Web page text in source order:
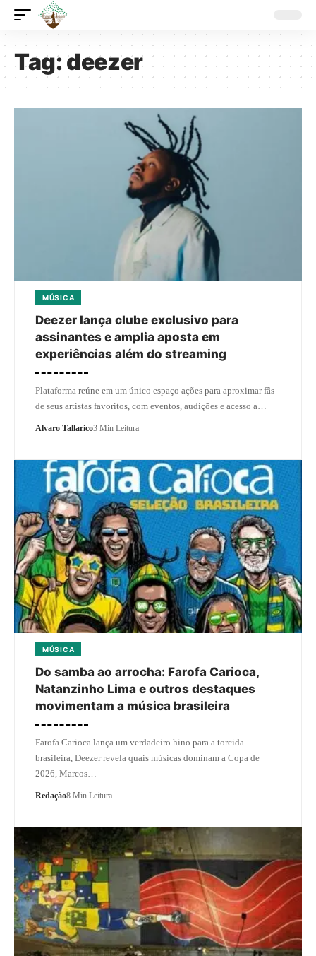
Tag:deezer
MÚSICA
Deezer lança clube exclusivo para
assinantes e amplia aposta em
experiências além do streaming
Plataforma reúne em um único espaço ações para aproximar fãs
de seus artistas favoritos, com eventos, audições e acesso a…
Alvaro Tallarico3 Min Leitura
MÚSICA
Do samba ao arrocha: Farofa Carioca,
Natanzinho Lima e outros destaques
movimentam a música brasileira
Farofa Carioca lança um verdadeiro hino para a torcida
brasileira, Deezer revela quais músicas dominam a Copa de
2026, Marcos…
Redação8 Min Leitura